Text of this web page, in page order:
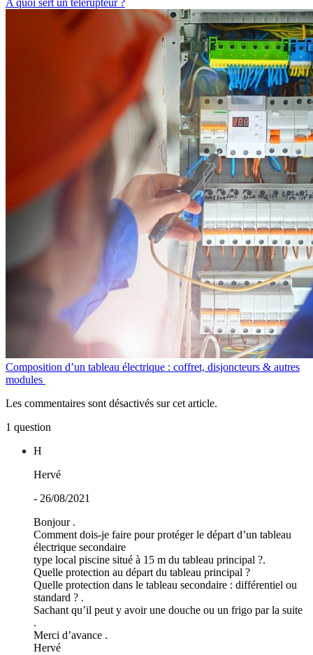
A quoi sert un télérupteur ?
Composition d’un tableau électrique : coffret, disjoncteurs & autres
modules
Les commentaires sont désactivés sur cet article.
1 question
H
Hervé
- 26/08/2021
Bonjour .
Comment dois-je faire pour protéger le départ d’un tableau
électrique secondaire
type local piscine situé à 15 m du tableau principal ?.
Quelle protection au départ du tableau principal ?
Quelle protection dans le tableau secondaire : différentiel ou
standard ? .
Sachant qu’il peut y avoir une douche ou un frigo par la suite
.
Merci d’avance .
Hervé